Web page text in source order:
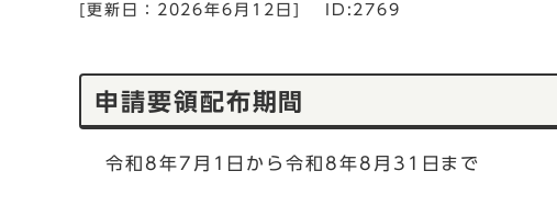
[更新日： 2026年6月12日 ID:2769
申請要領配布期間
令和8年7月1日から令和8年8月31日まで